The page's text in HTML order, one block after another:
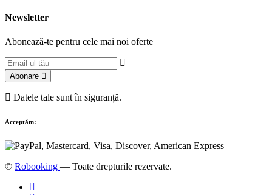
Newsletter
Abonează-te pentru cele mai noi oferte
Abonare
Datele tale sunt în siguranță.
Acceptăm:
© Robooking — Toate drepturile rezervate.